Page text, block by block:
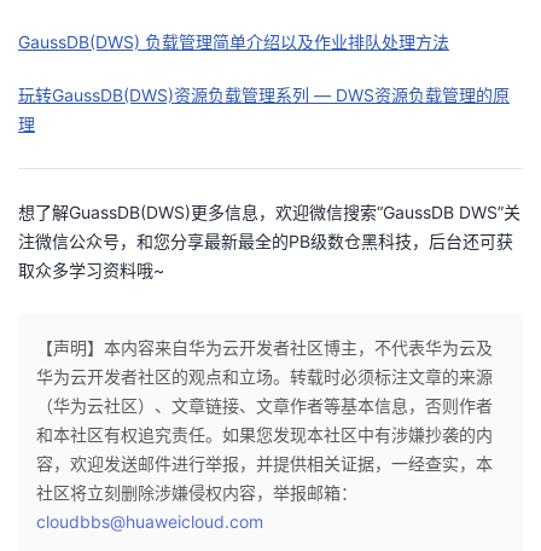
GaussDB(DWS) 负载管理简单介绍以及作业排队处理方法
玩转GaussDB(DWS)资源负载管理系列 — DWS资源负载管理的原
理
想了解GuassDB(DWS)更多信息，欢迎微信搜索“GaussDB DWS”关
注微信公众号，和您分享最新最全的PB级数仓黑科技，后台还可获
取众多学习资料哦~
【声明】本内容来自华为云开发者社区博主，不代表华为云及
华为云开发者社区的观点和立场。转载时必须标注文章的来源
（华为云社区）、文章链接、文章作者等基本信息，否则作者
和本社区有权追究责任。如果您发现本社区中有涉嫌抄袭的内
容，欢迎发送邮件进行举报，并提供相关证据，一经查实，本
社区将立刻删除涉嫌侵权内容，举报邮箱：
cloudbbs@huaweicloud.com